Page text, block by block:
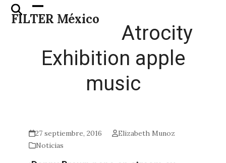
Skip
FILTER México
Open
mobile
Close
mobile
Atrocity
Exhibition apple
music
27 septiembre, 2016
Elizabeth Munoz
Noticias